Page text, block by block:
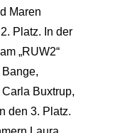
Maren
Platz. In der
„RUW2“
Buxtrup,
den 3. Platz.